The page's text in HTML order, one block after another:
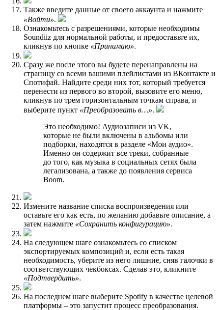
Также введите данные от своего аккаунта и нажмите
«Войти».
Ознакомьтесь с разрешениями, которые необходимы
Soundiiz для нормальной работы, и предоставьте их,
кликнув по кнопке «Принимаю».
Сразу же после этого вы будете перенаправлены на
страницу со всеми вашими плейлистами из ВКонтакте и
Спотифай. Найдите среди них тот, который требуется
перенести из первого во второй, вызовите его меню,
кликнув по трем горизонтальным точкам справа, и
выберите пункт «Преобразовать в…».
Это необходимо! Аудиозаписи из VK,
которые не были включены в альбомы или
подборки, находятся в разделе «Мои аудио».
Именно он содержит все треки, собранные
до того, как музыка в социальных сетях была
легализована, а также до появления сервиса
Boom.
Измените название списка воспроизведения или
оставьте его как есть, по желанию добавьте описание, а
затем нажмите «Сохранить конфигурацию».
На следующем шаге ознакомьтесь со списком
экспортируемых композиций и, если есть такая
необходимость, уберите из него лишние, сняв галочки в
соответствующих чекбоксах. Сделав это, кликните
«Подтвердить».
На последнем шаге выберите Spotify в качестве целевой
платформы – это запустит процесс преобразования.